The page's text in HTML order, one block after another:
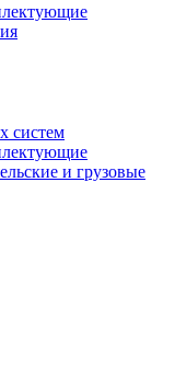
систем
и грузовые